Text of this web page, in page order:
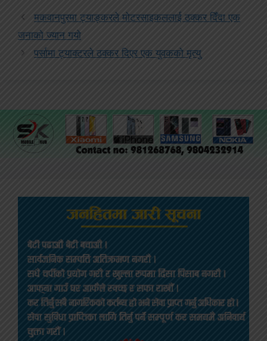
मकवानपुरमा ट्याङ्करले मोटरसाइकललाई ठक्कर दिँदा एक
जनाको ज्यान गयो
पर्सामा ट्याक्टरले ठक्कर दिएर एक युवकको मृत्यु